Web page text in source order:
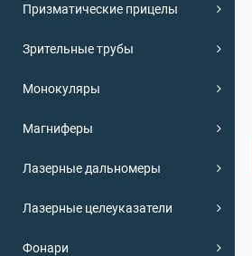
Призматические прицелы
Зрительные трубы
Монокуляры
Магниферы
Лазерные дальномеры
Лазерные целеуказатели
Фонари